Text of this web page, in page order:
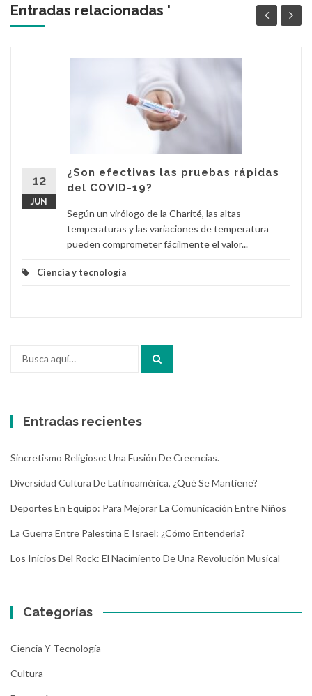
Entradas relacionadas '
12
JUN
¿Son efectivas las pruebas rápidas
del COVID-19?
Según un virólogo de la Charité, las altas
temperaturas y las variaciones de temperatura
pueden comprometer fácilmente el valor...
Ciencia y tecnología
Entradas recientes
Sincretismo Religioso: Una Fusión De Creencias.
Diversidad Cultura De Latinoamérica, ¿Qué Se Mantiene?
Deportes En Equipo: Para Mejorar La Comunicación Entre Niños
La Guerra Entre Palestina E Israel: ¿Cómo Entenderla?
Los Inicios Del Rock: El Nacimiento De Una Revolución Musical
Categorías
Ciencia Y Tecnología
Cultura